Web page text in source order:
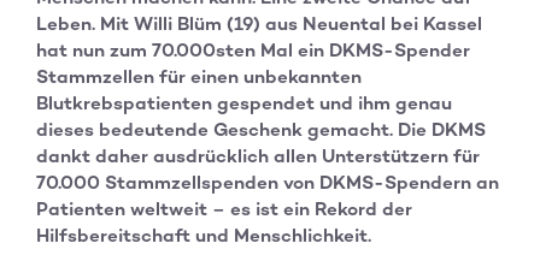
Leben. Mit Willi Blüm (19) aus Neuental bei Kassel
hat nun zum 70.000sten Mal ein DKMS-Spender
Stammzellen für einen unbekannten
Blutkrebspatienten gespendet und ihm genau
dieses bedeutende Geschenk gemacht. Die DKMS
dankt daher ausdrücklich allen Unterstützern für
70.000 Stammzellspenden von DKMS-Spendern an
Patienten weltweit – es ist ein Rekord der
Hilfsbereitschaft und Menschlichkeit.